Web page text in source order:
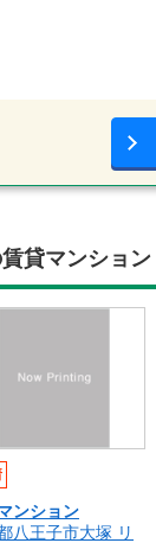
貸マンショ
ンション
八王子市大塚 リ